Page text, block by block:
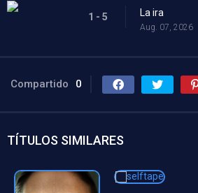
1 - 5 La ira
Aug. 07, 2026
Compartido 0
TÍTULOS SIMILARES